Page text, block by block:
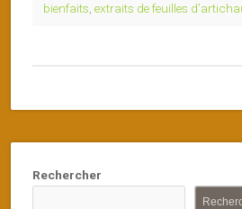
bienfaits extraits de feuilles
Rechercher